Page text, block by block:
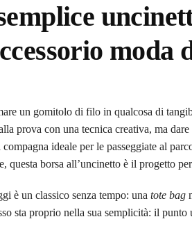
moda
un gomitolo di filo in qualcosa di
prova con una tecnica creativa, ma
ideale per le passeggiate al
questa borsa all’uncinetto è il progetto
è un classico senza tempo: una tote bag
sta proprio nella sua semplicità: il